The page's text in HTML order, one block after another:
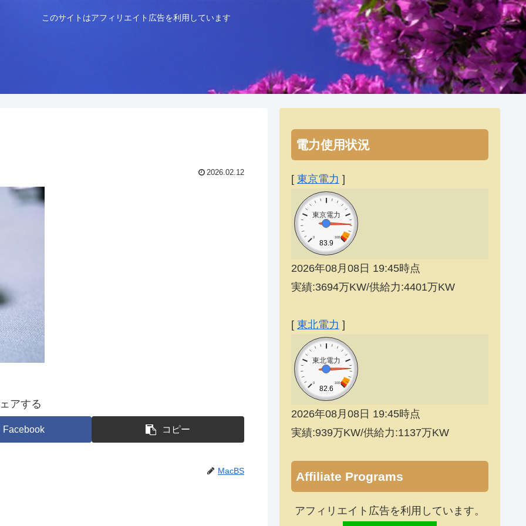
このサイトはアフィリエイト広告を利用しています
2026.02.12
アする
Facebook コピー
MacBS
電力使用状況
[ 東京電力 ]
東京電力
0 100
83.9
2026年08月08日 19:45時点
実績:3694万KW/供給力:4401万KW
[ 東北電力 ]
東北電力
0 100
82.6
2026年08月08日 19:45時点
実績:939万KW/供給力:1137万KW
Affiliate Programs
アフィリエイト広告を利用しています。